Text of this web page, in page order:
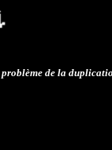
problème de la